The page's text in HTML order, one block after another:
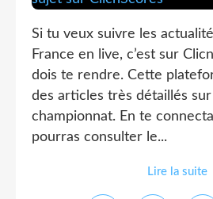
Si tu veux suivre les
France en live, c’est sur
dois te rendre. Cette
des articles très détaillés
championnat. En te
pourras consulter le...
Lire la suite